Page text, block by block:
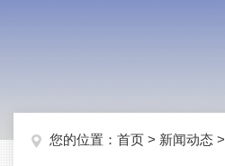
您的位置： 首页 > 新闻动态 >